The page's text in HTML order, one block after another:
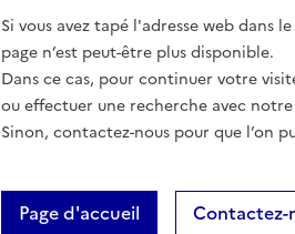
Si vous avez tapé l'adresse web dans
page n’est peut-être plus disponible.
Dans ce cas, pour continuer votre
ou effectuer une recherche avec
Sinon, contactez-nous pour que l’on
Page d'accueil Contactez-